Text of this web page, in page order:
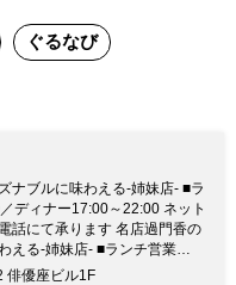
ぐるなび
ナブルに味わえる-姉妹店- ■ラ
ディナー17:00～22:00 ネット
話にて承ります 名店過門香の
える-姉妹店- ■ランチ営業
17:00～22:00 ネット予約でき
俳優座ビル1F